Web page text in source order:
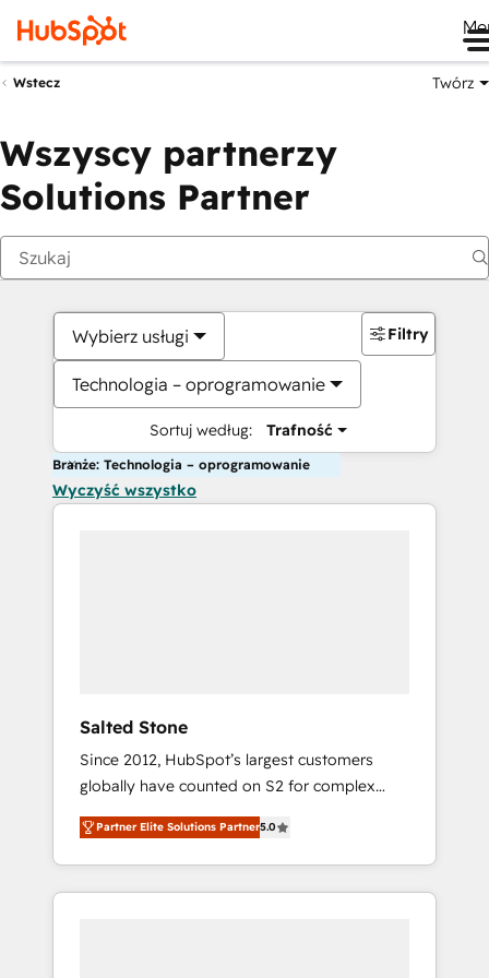
Wstecz Twórz
Wszyscy partnerzy
Solutions Partner
Wybierz usługi
Technologia – oprogramowanie
Sortuj według: Trafność
Filtry
Branże: Technologia – oprogramowanie
Wyczyść wszystko
Salted Stone
Since 2012, HubSpot’s largest customers
globally have counted on S2 for complex
migrations, change management, systems
integration, and creative solutions that
deliver measurable impact and transform
brand experiences As one of the few full-
Partner Elite Solutions Partner5.0